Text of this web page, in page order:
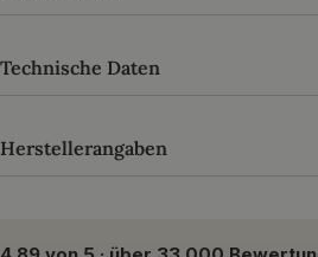
Technische Daten
Herstellerangaben